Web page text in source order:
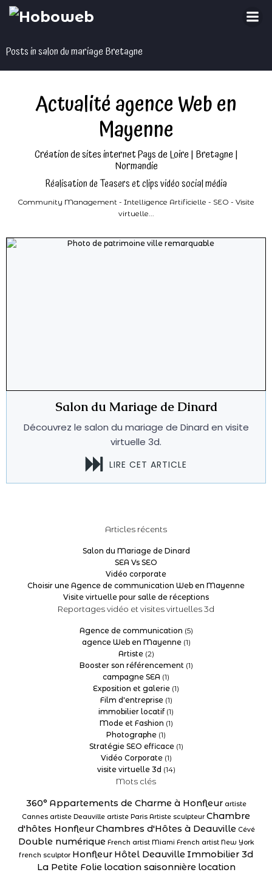
Posts in salon du mariage Bretagne
Actualité agence Web en
Mayenne
Création de sites internet Pays de Loire | Bretagne |
Normandie
Réalisation de Teasers et clips vidéo social média
Community Management - Intelligence Artificielle - SEO - Visite
virtuelle...
Salon du Mariage de Dinard
Découvrez le salon du mariage de Dinard en visite
virtuelle 3d.
LIRE CET ARTICLE
Articles récents
Salon du Mariage de Dinard
SEA Vs SEO
Vidéo corporate
Choisir une Agence de communication Web en Mayenne
Visite virtuelle pour salle de réceptions
Reportages vidéo et visites virtuelles 3d
Agence de communication (5)
agence Web en Mayenne(1)
Artiste(2)
Booster son référencement (1)
campagne SEA (1)
Exposition et galerie (1)
Film d'entreprise(1)
immobilier locatif(1)
Mode et Fashion (1)
Photographe (1)
Stratégie SEO efficace(1)
Vidéo Corporate(1)
visite virtuelle 3d (14)
Mots clés
360° Appartements de Charme à Honfleur artiste
Cannes artiste Deauville artiste Paris Artiste sculpteur Chambre
d'hôtes HonfleurChambres d'Hôtes à Deauville Cévé
Double numérique French artist Miami French artist New York
french sculptor Honfleur Hôtel Deauville Immobilier 3d
La Petite Folie location saisonnière location